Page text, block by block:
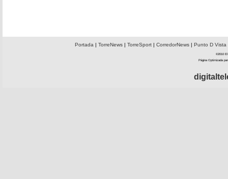
Portada | TorreNews| TorreSport| CorredorNews| Punto D Vista
©2010 El
Página Optimizada